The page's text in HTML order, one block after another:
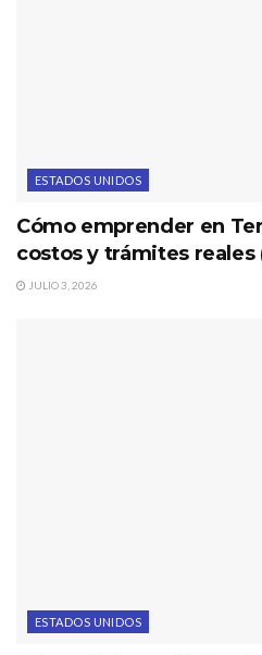
ESTADOS UNIDOS
Cómo emprender en
costos y trámites reales
JULIO 3, 2026
ESTADOS UNIDOS